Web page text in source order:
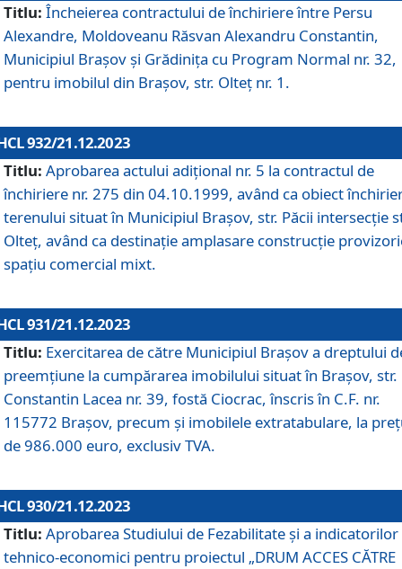
Titlu: Încheierea contractului de închiriere între Persu
Alexandre, Moldoveanu Răsvan Alexandru Constantin,
Municipiul Braşov şi Grădinița cu Program Normal nr. 32,
pentru imobilul din Brașov, str. Olteț nr. 1.
932/21.12.2023
Titlu: Aprobarea actului adițional nr. 5 la contractul de
închiriere nr. 275 din 04.10.1999, având ca obiect
terenului situat în Municipiul Brașov, str. Păcii intersecție
Olteț, având ca destinație amplasare construcție
spațiu comercial mixt.
931/21.12.2023
Titlu: Exercitarea de către Municipiul Brașov a dreptului
preemțiune la cumpărarea imobilului situat în Brașov, str.
Constantin Lacea nr. 39, fostă Ciocrac, înscris în C.F. nr.
115772 Brașov, precum și imobilele extratabulare, la
de 986.000 euro, exclusiv TVA.
930/21.12.2023
Titlu: Aprobarea Studiului de Fezabilitate și a indicatorilor
tehnico-economici pentru proiectul „DRUM ACCES CĂTRE